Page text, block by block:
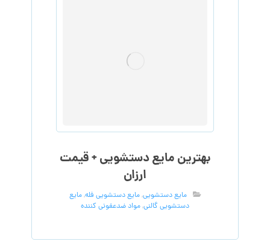
بهترین مایع دستشویی + قیمت
ارزان
مایع دستشویی,مایع دستشویی فله,مایع
دستشویی گالنی,مواد ضدعفونی کننده